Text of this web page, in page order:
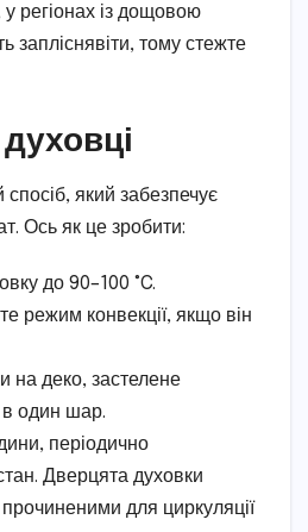
у регіонах із дощовою
запліснявіти, тому стежте
який забезпечує
Ось як це зробити:
до 90–100 °C.
режим конвекції, якщо він
на деко, застелене
один шар.
періодично
Дверцята духовки
для циркуляції